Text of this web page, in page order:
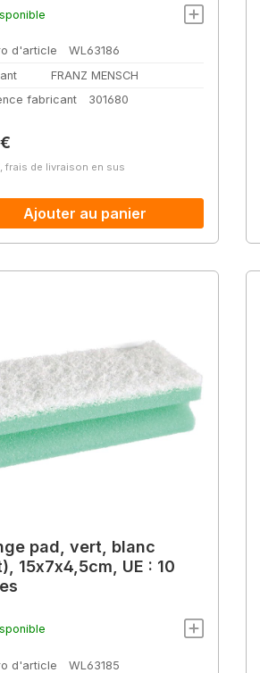
d'article
WL63186
FRANZ MENSCH
fabricant
301680
:
frais de livraison en sus
Ajouter au panier
pad, vert, blanc
15x7x4,5cm, UE : 10
d'article
WL63185